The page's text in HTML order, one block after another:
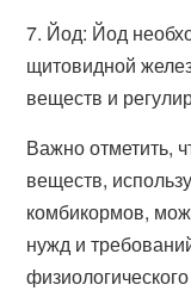
7. Йод: Йод
щитовидной
веществ и
Важно отметить,
веществ,
комбикормов,
нужд и